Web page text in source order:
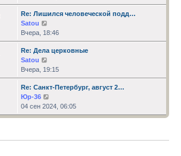
последнему
сообщению
Re: Лишился человеческой подд…
Satou
к
последнему
сообщению
Вчера, 18:46
Re: Дела церковные
Satou
к
последнему
сообщению
Вчера, 19:15
Re: Санкт-Петербург, август 2…
Юр-36
к
последнему
04 сен 2024, 06:05